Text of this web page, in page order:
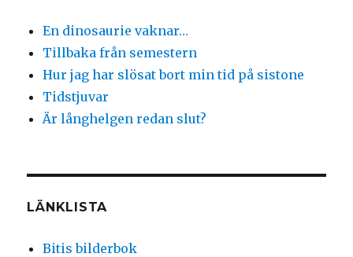
En dinosaurie vaknar…
Tillbaka från semestern
Hur jag har slösat bort min tid på sistone
Tidstjuvar
Är långhelgen redan slut?
LÄNKLISTA
Bitis bilderbok